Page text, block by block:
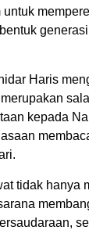
Haris
kepada
tidak hanya